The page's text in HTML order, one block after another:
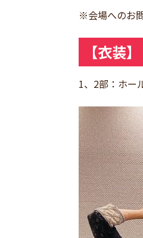
※会場へのお
【衣装】
1、2部：ホー